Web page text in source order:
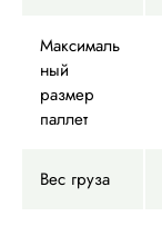
Максималь
ный
размер
паллет
Вес груза